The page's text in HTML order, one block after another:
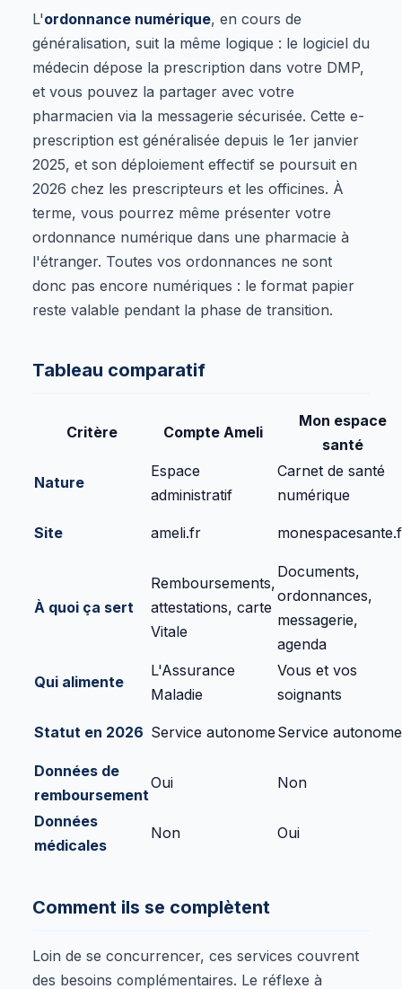
L'ordonnance numérique, en cours de
généralisation, suit la même logique : le logiciel du
médecin dépose la prescription dans votre DMP,
et vous pouvez la partager avec votre
pharmacien via la messagerie sécurisée. Cette e-
prescription est généralisée depuis le 1er janvier
2025, et son déploiement effectif se poursuit en
2026 chez les prescripteurs et les officines. À
terme, vous pourrez même présenter votre
ordonnance numérique dans une pharmacie à
l'étranger. Toutes vos ordonnances ne sont
donc pas encore numériques : le format papier
reste valable pendant la phase de transition.
Tableau comparatif
Critère Compte Ameli
Mon espace
santé
Nature
Espace
administratif
Carnet de santé
numérique
Site ameli.fr
À quoi ça sert
Remboursements,
attestations, carte
Vitale
Documents,
ordonnances,
messagerie,
agenda
Qui alimente
L'Assurance
Maladie
Vous et vos
soignants
Statut en 2026 Service autonome Service autonome
Données de
remboursement
Oui Non
Données
médicales
Non Oui
Comment ils se complètent
Loin de se concurrencer, ces services couvrent
des besoins complémentaires. Le réflexe à